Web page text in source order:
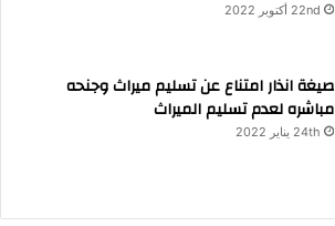
22nd أكتوبر 2022
صيغة انذار امتناع عن تسليم ميراث وجنحه
مباشره لعدم تسليم الميراث
24th يناير 2022